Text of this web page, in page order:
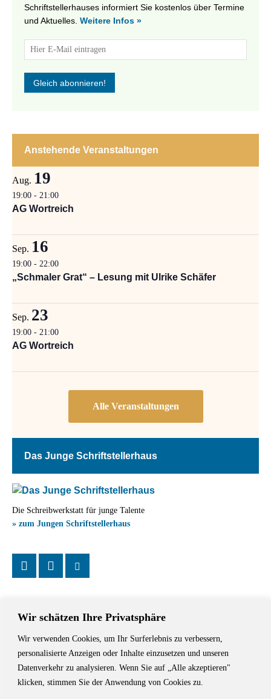
Wir schätzen Ihre Privatsphäre
Wir verwenden Cookies, um Ihr Surferlebnis zu verbessern,
personalisierte Anzeigen oder Inhalte einzusetzen und unseren
Datenverkehr zu analysieren. Wenn Sie auf „Alle akzeptieren"
klicken, stimmen Sie der Anwendung von Cookies zu.
Schriftstellerhauses informiert Sie kostenlos über Termine
und Aktuelles. Weitere Infos »
Anstehende Veranstaltungen
Aug. 19
19:00 - 21:00
AG Wortreich
Sep. 16
19:00 - 22:00
„Schmaler Grat“ – Lesung mit Ulrike Schäfer
Sep. 23
19:00 - 21:00
AG Wortreich
Das Junge Schriftstellerhaus
Die Schreibwerkstatt für junge Talente
» zum Jungen Schriftstellerhaus
Das Schriftstellerhaus ist ein beliebter Treffpunkt für Autorinnen und
Autoren aus Stuttgart und der Region sowie ein Veranstaltungsort für
Lesungen, Tagungen und Schreibwerkstätten.